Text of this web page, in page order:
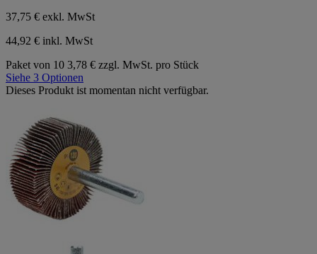
37,75 € exkl. MwSt
44,92 € inkl. MwSt
Paket von 10 3,78 € zzgl. MwSt. pro Stück
Siehe 3 Optionen
Dieses Produkt ist momentan nicht verfügbar.